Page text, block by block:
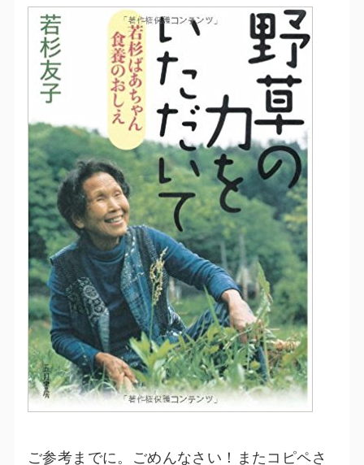
ご参考までに。ごめんなさい！またコピペさ